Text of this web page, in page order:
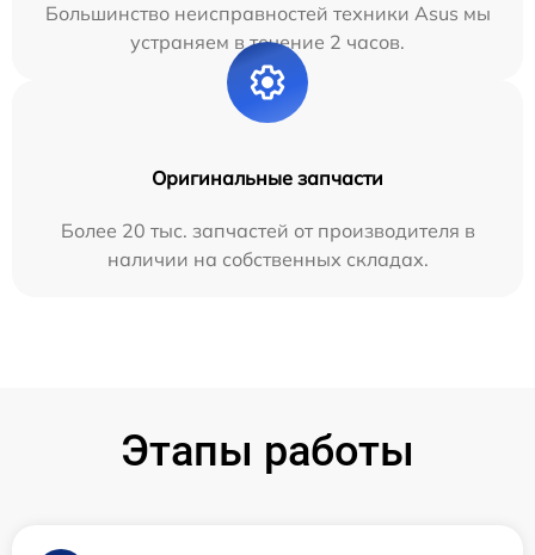
Большинство неисправностей техники Asus мы
устраняем в течение 2 часов.
Оригинальные запчасти
Более 20 тыс. запчастей от производителя в
наличии на собственных складах.
Этапы работы